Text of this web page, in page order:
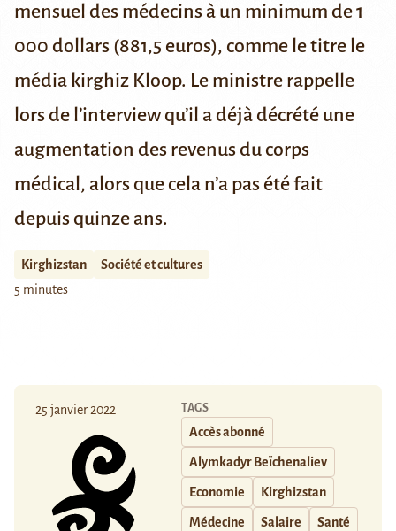
mensuel des médecins à un minimum de 1
000 dollars (881,5 euros), comme le titre le
média kirghiz Kloop. Le ministre rappelle
lors de l’interviewqu’il a déjà décrété une
augmentation des revenus du corps
médical, alors que cela n’a pas été fait
depuis quinze ans.
Kirghizstan
Société et cultures
5 minutes
25 janvier 2022 TAGS
Accès abonné
Alymkadyr Beïchenaliev
Economie Kirghizstan
Médecine Salaire Santé